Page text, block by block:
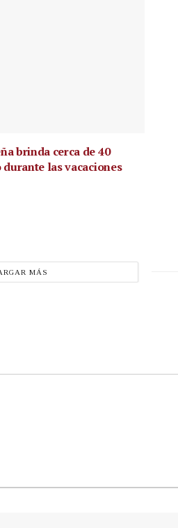
brinda cerca de 40
las vacaciones
MÁS